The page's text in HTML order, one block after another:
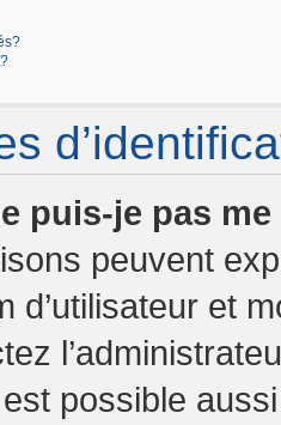
puis-je pas
peuvent
d’utilisateur et
possible